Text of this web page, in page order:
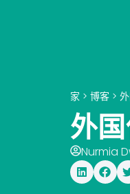
家 > 博客 >
外
Nurmia